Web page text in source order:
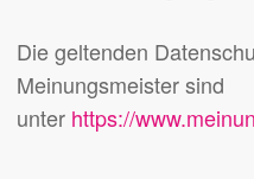
Die geltenden
Meinungsmeister sind
unter https://